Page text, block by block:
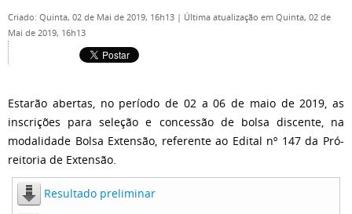
Criado: Quinta, 02 de Mai de 2019, 16h13 | Última atualização em Quinta, 02 de
Mai de 2019, 16h13
Estarão abertas, no período de 02 a 06 de maio de 2019, as
inscrições para seleção e concessão de bolsa discente, na
modalidade Bolsa Extensão, referente ao Edital nº 147 da Pró-
reitoria de Extensão.
Resultado preliminar